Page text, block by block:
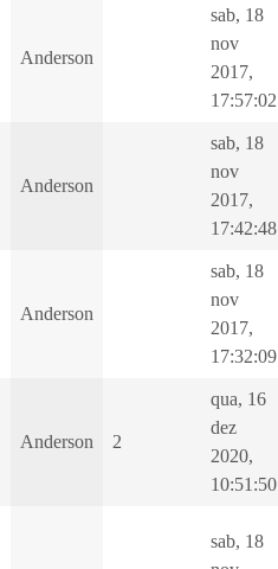
Anderson
sab, 18
nov
2017,
17:57:02
Anderson
sab, 18
nov
2017,
17:42:48
Anderson
sab, 18
nov
2017,
17:32:09
Anderson 2
qua, 16
dez
2020,
10:51:50
sab, 18